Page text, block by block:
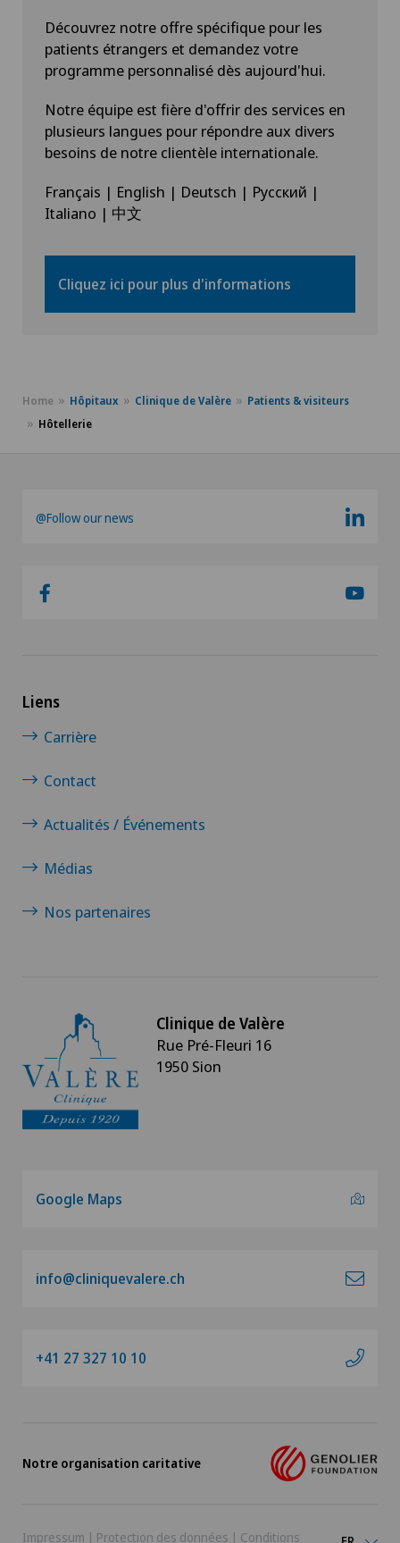
Découvrez notre offre spécifique pour les
patients étrangers et demandez votre
programme personnalisé dès aujourd'hui.
Notre équipe est fière d'offrir des services en
plusieurs langues pour répondre aux divers
besoins de notre clientèle internationale.
Français | English | Deutsch | Русский |
Italiano | 中文
Cliquez ici pour plus d'informations
Home Hôpitaux Clinique de Valère
Patients & visiteurs
Hôtellerie
@Follow our news
Liens
Carrière
Contact
Actualités / Événements
Médias
Nos partenaires
Clinique de Valère
Rue Pré-Fleuri 16
1950 Sion
Google Maps
info@cliniquevalere.ch
+41 27 327 10 10
Notre organisation caritative
Impressum | Protection des données | Conditions